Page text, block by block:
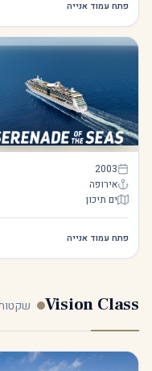
פתח עמוד אנייה
Serenade of the Seas
2003
אירופה
ים תיכון
פתח עמוד אנייה
Vision Class שקטות ·